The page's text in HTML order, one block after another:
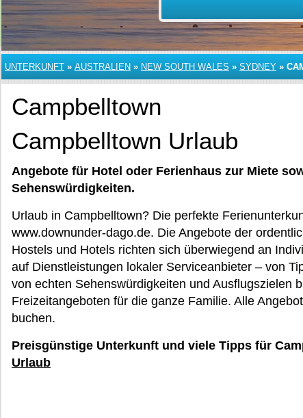
UNTERKUNFT » AUSTRALIEN » NEW SOUTH WALES » SYDNEY »
Campbelltown
Campbelltown Urlaub
Angebote für Hotel oder Ferienhaus zur Miete
Sehenswürdigkeiten.
Urlaub in Campbelltown? Die perfekte
www.downunder-dago.de. Die Angebote der
Hostels und Hotels richten sich überwiegend an
auf Dienstleistungen lokaler Serviceanbieter – von
von echten Sehenswürdigkeiten und Ausflugszielen
Freizeitangeboten für die ganze Familie. Alle
buchen.
Preisgünstige Unterkunft und viele Tipps für
Urlaub